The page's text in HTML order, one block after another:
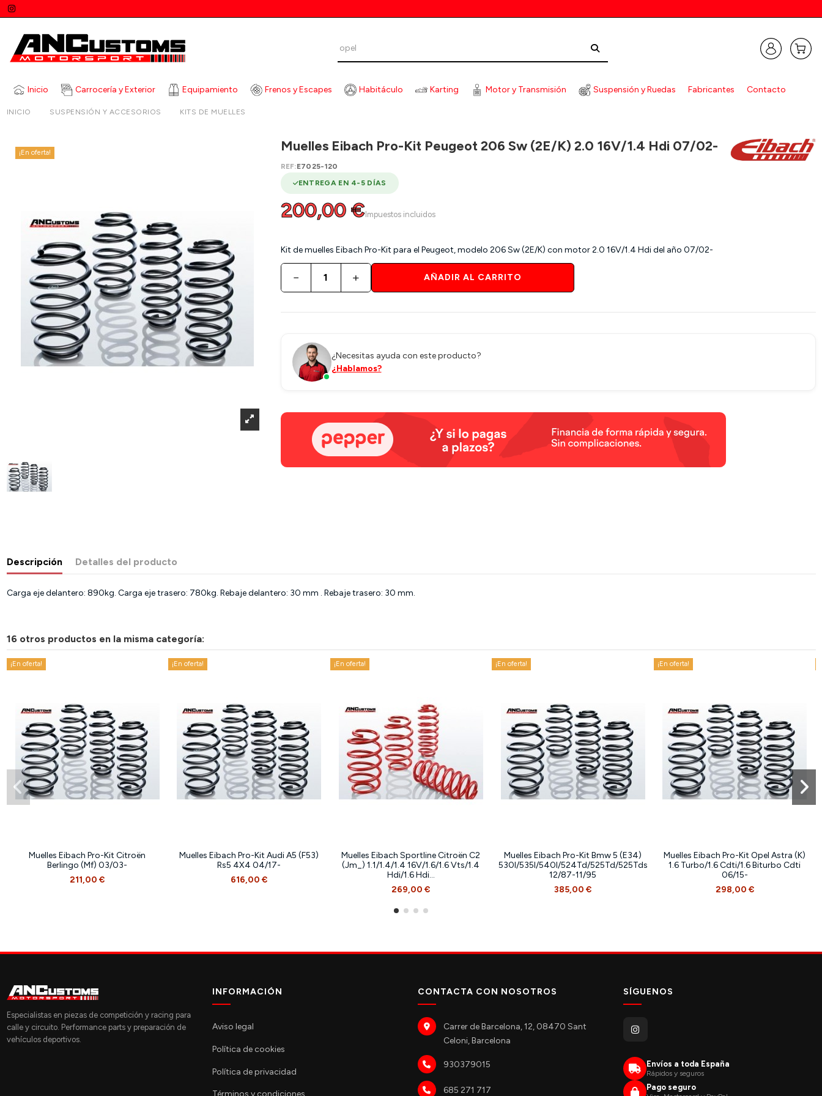
Inicio Carrocería y Exterior Equipamiento Frenos y Escapes Habitáculo Karting Motor y Transmisión Suspensión y Ruedas Fabricantes Contacto
INICIO SUSPENSIÓN Y ACCESORIOS KITS DE MUELLES
¡En oferta! Muelles Eibach Pro-Kit Peugeot 206 Sw (2E/K) 2.0 16V/1.4 Hdi 07/02-
REF:E7025-120
ENTREGA EN 4-5 DÍAS
200,00 €Impuestos incluidos
Kit de muelles Eibach Pro-Kit para el Peugeot, modelo 206 Sw (2E/K) con motor 2.0 16V/1.4 Hdi del año 07/02-
− + AÑADIR AL CARRITO
¿Necesitas ayuda con este producto?
¿Hablamos?
Descripción Detalles del producto
Carga eje delantero: 890kg. Carga eje trasero: 780kg. Rebaje delantero: 30 mm . Rebaje trasero: 30 mm.
16 otros productos en la misma categoría:
¡En oferta!
Muelles Eibach Pro-Kit Citroën
Berlingo (Mf) 03/03-
211,00 €
¡En oferta!
Muelles Eibach Pro-Kit Audi A5 (F53)
Rs5 4X4 04/17-
616,00 €
¡En oferta!
Muelles Eibach Sportline Citroën C2
(Jm_) 1.1/1.4/1.4 16V/1.6/1.6 Vts/1.4
Hdi/1.6 Hdi...
269,00 €
¡En oferta!
Muelles Eibach Pro-Kit Bmw 5 (E34)
530I/535I/540I/524Td/525Td/525Tds
12/87-11/95
385,00 €
¡En oferta!
Muelles Eibach Pro-Kit Opel Astra (K)
1.6 Turbo/1.6 Cdti/1.6 Biturbo Cdti
06/15-
298,00 €
Especialistas en piezas de competición y racing para
calle y circuito. Performance parts y preparación de
vehículos deportivos.
INFORMACIÓN
Aviso legal
Política de cookies
Política de privacidad
CONTACTA CON NOSOTROS
Carrer de Barcelona, 12, 08470 Sant
Celoni, Barcelona
930379015
685 271 717
SÍGUENOS
Envíos a toda España
Rápidos y seguros
Pago seguro